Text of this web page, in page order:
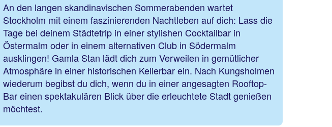
An den langen skandinavischen Sommerabenden wartet
Stockholm mit einem faszinierenden Nachtleben auf dich: Lass die
Tage bei deinem Städtetrip in einer stylishen Cocktailbar in
Östermalm oder in einem alternativen Club in Södermalm
ausklingen! Gamla Stan lädt dich zum Verweilen in gemütlicher
Atmosphäre in einer historischen Kellerbar ein. Nach Kungsholmen
wiederum begibst du dich, wenn du in einer angesagten Rooftop-
Bar einen spektakulären Blick über die erleuchtete Stadt genießen
möchtest.